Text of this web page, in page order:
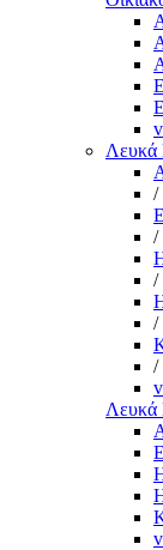
Λευκά
/
/
/
/
/
Λευκά